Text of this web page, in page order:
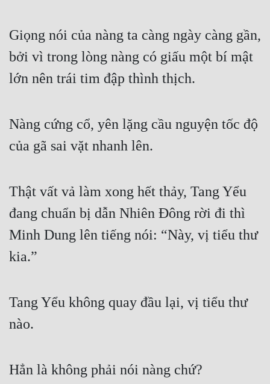
Sảng Văn
Tiên Hiệp
Trinh Thám
Triều Đấu
Trùng Sinh
Trọng Sinh
Tu Tiên
Tội Phạm
Giọng nói của nàng ta càng ngày càng gần,
bởi vì trong lòng nàng có giấu một bí mật
lớn nên trái tim đập thình thịch.
Nàng cứng cổ, yên lặng cầu nguyện tốc độ
của gã sai vặt nhanh lên.
Thật vất vả làm xong hết thảy, Tang Yểu
đang chuẩn bị dẫn Nhiên Đông rời đi thì
Minh Dung lên tiếng nói: “Này, vị tiểu thư
kia.”
Tang Yểu không quay đầu lại, vị tiểu thư
nào.
Hẳn là không phải nói nàng chứ?